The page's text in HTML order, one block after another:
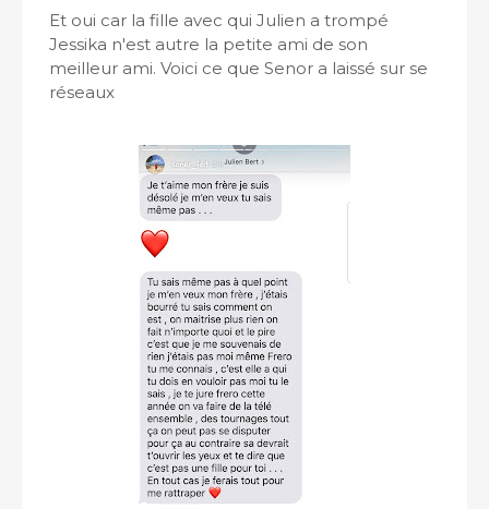
Et oui car la fille avec qui Julien a trompé
Jessika n'est autre la petite ami de son
meilleur ami. Voici ce que Senor a laissé sur se
réseaux